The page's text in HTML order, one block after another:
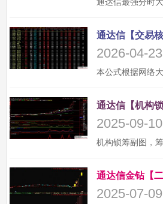
2026-04-23
2025-09-10
2025-07-09